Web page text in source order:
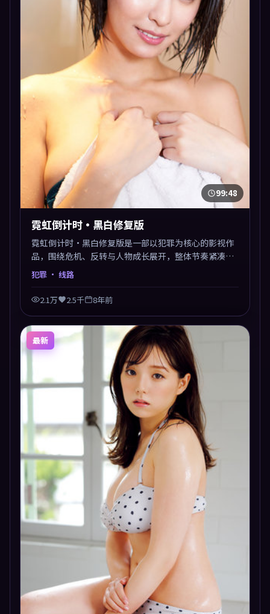
99:48
霓虹倒计时·黑白修复版
霓虹倒计时·黑白修复版是一部以犯罪为核心的影视作
品，围绕危机、反转与人物成长展开，整体节奏紧凑，
值得推荐观看。
犯罪 · 线路
2.1万 2.5千 8年前
最新